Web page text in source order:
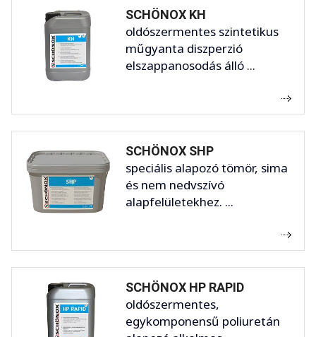
SCHÖNOX KH
oldószermentes szintetikus
műgyanta diszperzió
elszappanosodás álló ...
SCHÖNOX SHP
speciális alapozó tömör, sima
és nem nedvszívó
alapfelületekhez. ...
SCHÖNOX HP RAPID
oldószermentes,
egykomponensű poliuretán